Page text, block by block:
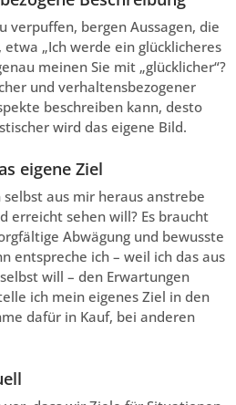
verpuffen, bergen Aussagen, die
„Ich werde ein glücklicheres
meinen Sie mit „glücklicher“?
und verhaltensbezogener
beschreiben kann, desto
wird das eigene Bild.
eigene Ziel
selbst aus mir heraus anstrebe
erreicht sehen will? Es braucht
Abwägung und bewusste
entspreche ich – weil ich das aus
will – den Erwartungen
ich mein eigenes Ziel in den
dafür in Kauf, bei anderen